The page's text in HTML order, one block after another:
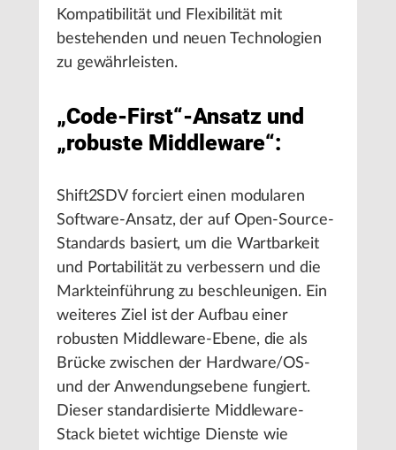
Kompatibilität und Flexibilität mit
bestehenden und neuen Technologien
zu gewährleisten.
„Code-First“-Ansatz und
„robuste Middleware“:
Shift2SDV forciert einen modularen
Software-Ansatz, der auf Open-Source-
Standards basiert, um die Wartbarkeit
und Portabilität zu verbessern und die
Markteinführung zu beschleunigen. Ein
weiteres Ziel ist der Aufbau einer
robusten Middleware-Ebene, die als
Brücke zwischen der Hardware/OS-
und der Anwendungsebene fungiert.
Dieser standardisierte Middleware-
Stack bietet wichtige Dienste wie